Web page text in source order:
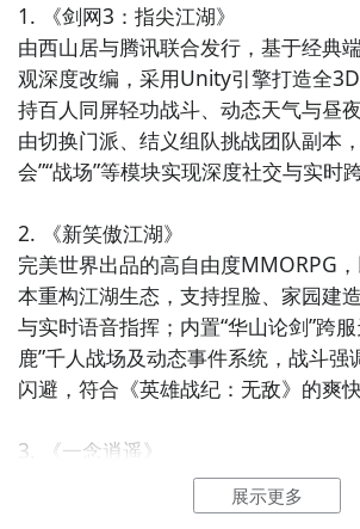
1. 《剑网3：指尖江湖》
由西山居与腾讯联合发行，基于经典
观深度改编，采用Unity引擎打造全
持百人同屏轻功战斗、动态天气与昼
由切换门派、结义组队挑战团队副本
会”“战场”等模块实现深度社交与实时
2. 《新笑傲江湖》
完美世界出品的高自由度MMORPG
本重构江湖生态，支持捏脸、家园建
与实时语音指挥；内置“华山论剑”跨
鹿”千人战场及动态事件系统，战斗强
闪避，符合《英雄战纪：无敌》的爽快
3. 《一念逍遥》
吉比特旗下修仙题材MMO，虽含挂机
强联网社交——支持实时组队刷“上古
展示更多